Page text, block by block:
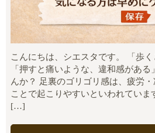
こんにちは、シエスタです。 「歩く
「押すと痛いような、違和感があ
んか？ 足裏のゴリゴリ感は、疲労
ことで起こりやすいといわれていま
[…]